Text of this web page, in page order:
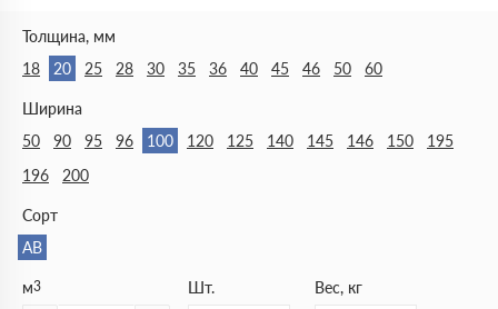
Толщина, мм
18
20 25 28 30 35 36 40 45 46 50 60
Ширина
50
90 95 96 100 120 125 140 145 146 150
195
196
200
Сорт
АВ
м3 Шт. Вес, кг